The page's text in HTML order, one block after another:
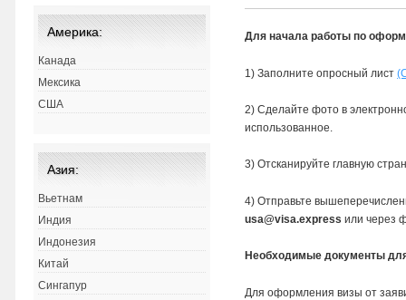
Для начала работы по
1) Заполните опросный лист
2) Сделайте фото в
использованное.
3) Отсканируйте главную
4) Отправьте
usa@visa.express или через
Необходимые документы
Для оформления визы от
Америка:
Канада
Мексика
США
Азия:
Вьетнам
Индия
Индонезия
Китай
Сингапур